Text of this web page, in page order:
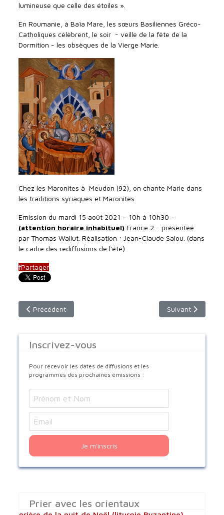
lumineuse que celle des étoiles ».
En Roumanie, à Baïa Mare, les sœurs Basiliennes Gréco-
Catholiques célèbrent, le soir - veille de la fête de la
Dormition - les obsèques de la Vierge Marie.
Chez les Maronites à Meudon (92), on chante Marie dans
les traditions syriaques et Maronites.
Emission du mardi 15 août 2021 – 10h à 10h30 –
(attention horaire inhabituel) France 2 - présentée
par Thomas Wallut. Réalisation : Jean-Claude Salou. (dans
le cadre des rediffusions de l'été)
fPartager
Article précédent : dimanche 26 septembre 2021 - 9h30 -
Précédent Article suivant :
Suivant
Inscrivez-vous
Pour recevoir les dates de diffusions et les
programmes des prochaines émissions :
Je m'inscris
Prier avec les orientaux